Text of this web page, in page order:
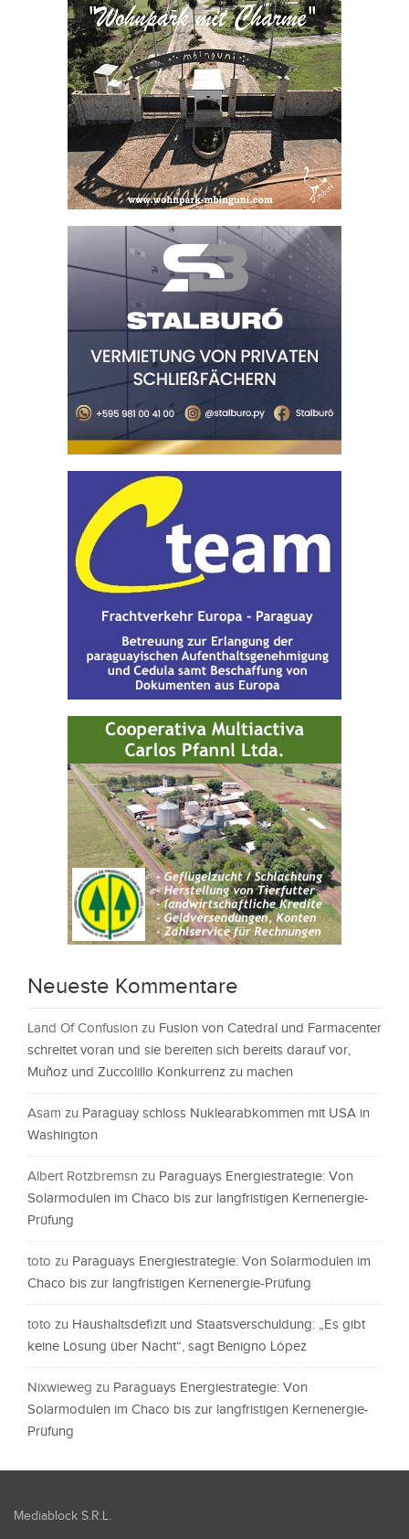
Neueste Kommentare
Land Of Confusion zu Fusion von Catedral und Farmacenter
schreitet voran und sie bereiten sich bereits darauf vor,
Muñoz und Zuccolillo Konkurrenz zu machen
Asam zu Paraguay schloss Nuklearabkommen mit USA in
Washington
Albert Rotzbremsn zu Paraguays Energiestrategie: Von
Solarmodulen im Chaco bis zur langfristigen Kernenergie-
Prüfung
toto zu Paraguays Energiestrategie: Von Solarmodulen im
Chaco bis zur langfristigen Kernenergie-Prüfung
toto zu Haushaltsdefizit und Staatsverschuldung: „Es gibt
keine Lösung über Nacht“, sagt Benigno López
Nixwieweg zu Paraguays Energiestrategie: Von
Solarmodulen im Chaco bis zur langfristigen Kernenergie-
Prüfung
Mediablock S.R.L.